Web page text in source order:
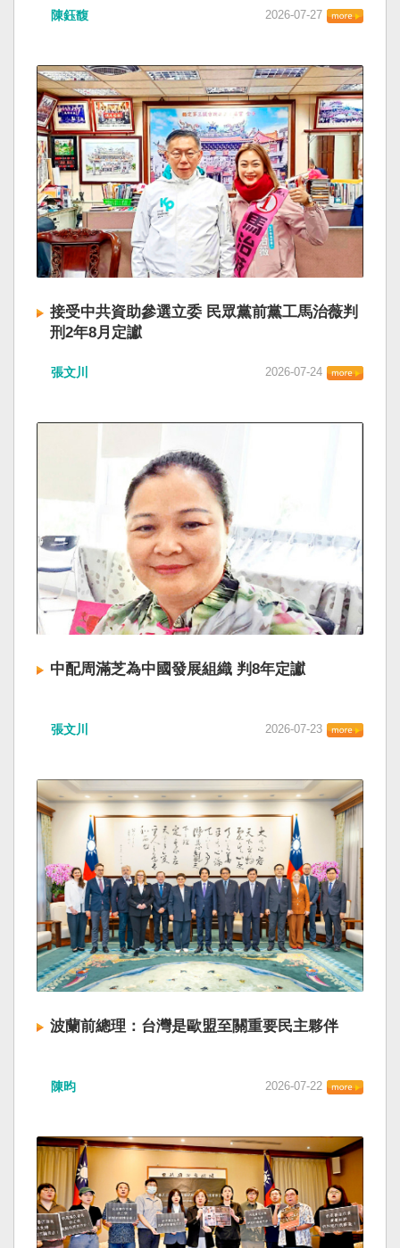
陳鈺馥 2026-07-27
接受中共資助參選立委 民眾黨前黨工馬治薇判
刑2年8月定讞
張文川 2026-07-24
中配周滿芝為中國發展組織 判8年定讞
張文川 2026-07-23
波蘭前總理：台灣是歐盟至關重要民主夥伴
陳昀 2026-07-22